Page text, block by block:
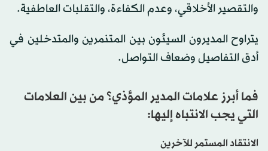
والتقصير الأخلاقي، وعدم الكفاءة، والتقلبات العاطفية.
يتراوح المديرون السيئون بين المتنمرين والمتدخلين في
أدق التفاصيل وضعاف التواصل.
فما أبرز علامات المدير المؤذي؟ من بين العلامات
التي يجب الانتباه إليها:
الانتقاد المستمر للآخرين